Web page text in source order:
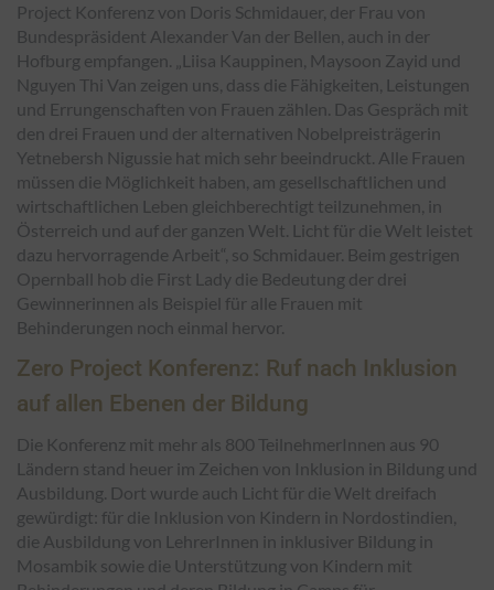
Project Konferenz von Doris Schmidauer, der Frau von
Bundespräsident Alexander Van der Bellen, auch in der
Hofburg empfangen. „Liisa Kauppinen, Maysoon Zayid und
Nguyen Thi Van zeigen uns, dass die Fähigkeiten, Leistungen
und Errungenschaften von Frauen zählen. Das Gespräch mit
den drei Frauen und der alternativen Nobelpreisträgerin
Yetnebersh Nigussie hat mich sehr beeindruckt. Alle Frauen
müssen die Möglichkeit haben, am gesellschaftlichen und
wirtschaftlichen Leben gleichberechtigt teilzunehmen, in
Österreich und auf der ganzen Welt. Licht für die Welt leistet
dazu hervorragende Arbeit“, so Schmidauer. Beim gestrigen
Opernball hob die First Lady die Bedeutung der drei
Gewinnerinnen als Beispiel für alle Frauen mit
Behinderungen noch einmal hervor.
Zero Project Konferenz: Ruf nach Inklusion
auf allen Ebenen der Bildung
Die Konferenz mit mehr als 800 TeilnehmerInnen aus 90
Ländern stand heuer im Zeichen von Inklusion in Bildung und
Ausbildung. Dort wurde auch Licht für die Welt dreifach
gewürdigt: für die Inklusion von Kindern in Nordostindien,
die Ausbildung von LehrerInnen in inklusiver Bildung in
Mosambik sowie die Unterstützung von Kindern mit